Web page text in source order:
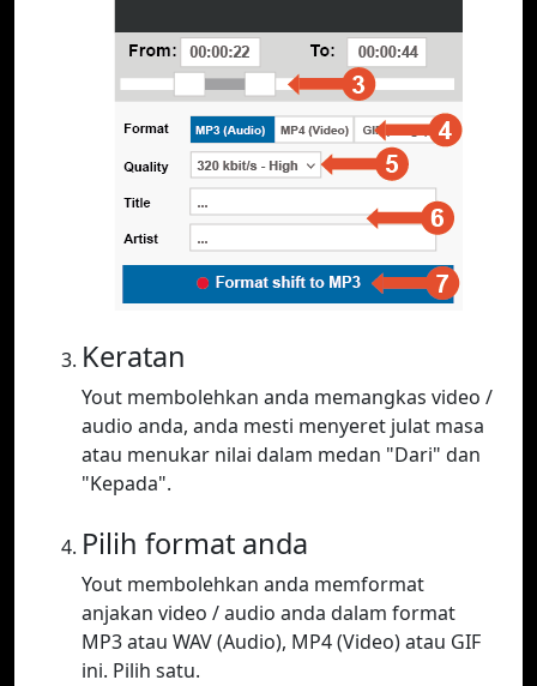
Keratan
Yout membolehkan anda memangkas video /
audio anda, anda mesti menyeret julat masa
atau menukar nilai dalam medan "Dari" dan
"Kepada".
Pilih format anda
Yout membolehkan anda memformat
anjakan video / audio anda dalam format
MP3 atau WAV (Audio), MP4 (Video) atau GIF
ini. Pilih satu.